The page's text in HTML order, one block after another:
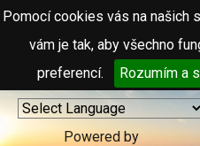
Pomocí cookies vás na našich
vám je tak, aby všechno
preferencí.
Rozumím a
Powered by